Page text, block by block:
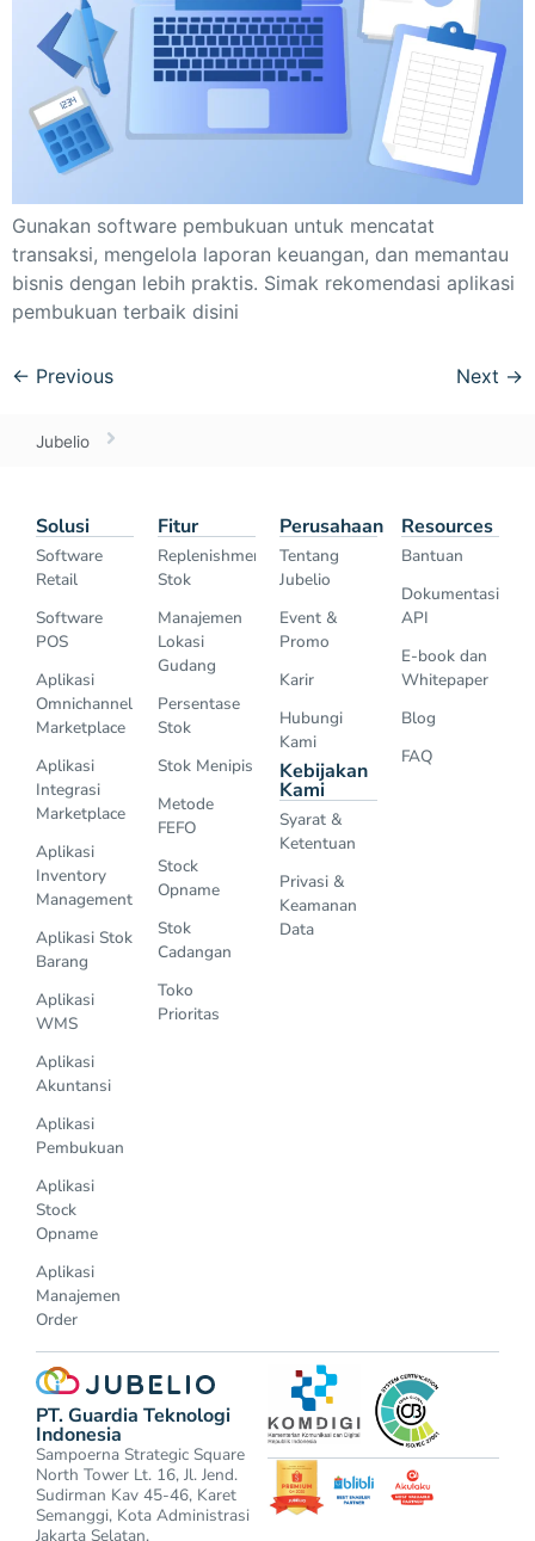
Gunakan software pembukuan untuk mencatat
transaksi, mengelola laporan keuangan, dan memantau
bisnis dengan lebih praktis. Simak rekomendasi aplikasi
pembukuan terbaik disini
← Previous Next →
Jubelio
Solusi
Software
Retail
Software
POS
Aplikasi
Omnichannel
Marketplace
Aplikasi
Integrasi
Marketplace
Aplikasi
Inventory
Management
Aplikasi Stok
Barang
Aplikasi
WMS
Aplikasi
Akuntansi
Aplikasi
Pembukuan
Aplikasi
Stock
Opname
Aplikasi
Manajemen
Order
Fitur
Replenishment
Stok
Manajemen
Lokasi
Gudang
Persentase
Stok
Stok Menipis
Metode
FEFO
Stock
Opname
Stok
Cadangan
Toko
Prioritas
Perusahaan
Tentang
Jubelio
Event &
Promo
Karir
Hubungi
Kami
Kebijakan
Kami
Syarat &
Ketentuan
Privasi &
Keamanan
Data
Resources
Bantuan
Dokumentasi
API
E-book dan
Whitepaper
Blog
FAQ
PT. Guardia Teknologi
Indonesia
Sampoerna Strategic Square
North Tower Lt. 16, Jl. Jend.
Sudirman Kav 45-46, Karet
Semanggi, Kota Administrasi
Jakarta Selatan.